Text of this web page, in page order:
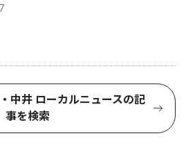
中井 ローカルニュースの記
事を検索